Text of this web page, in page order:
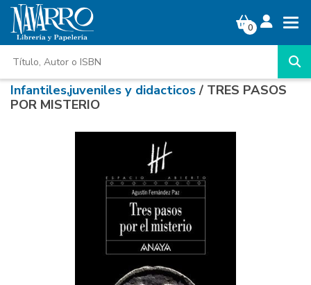
0
Infantiles,juveniles y didacticos/ TRES PASOS
POR MISTERIO